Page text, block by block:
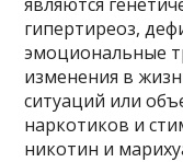
гипертиреоз,
эмоциональные
изменения в
ситуаций или
наркотиков и
никотин и